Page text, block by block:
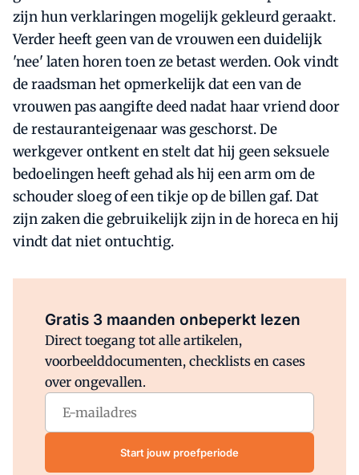
zijn hun verklaringen mogelijk gekleurd geraakt.
Verder heeft geen van de vrouwen een duidelijk
'nee' laten horen toen ze betast werden. Ook vindt
de raadsman het opmerkelijk dat een van de
vrouwen pas aangifte deed nadat haar vriend door
de restauranteigenaar was geschorst. De
werkgever ontkent en stelt dat hij geen seksuele
bedoelingen heeft gehad als hij een arm om de
schouder sloeg of een tikje op de billen gaf. Dat
zijn zaken die gebruikelijk zijn in de horeca en hij
vindt dat niet ontuchtig.
Gratis 3 maanden onbeperkt lezen
Direct toegang tot alle artikelen,
voorbeelddocumenten, checklists en cases
over ongevallen.
Start jouw proefperiode